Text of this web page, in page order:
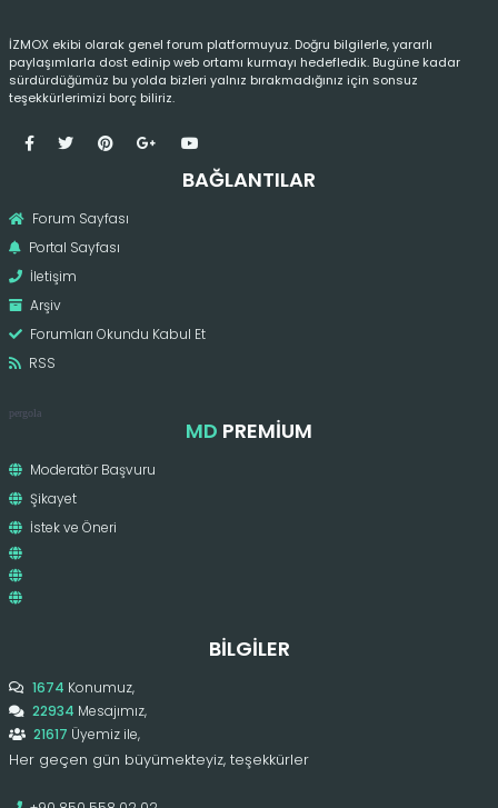
İZMOX ekibi olarak genel forum platformuyuz. Doğru bilgilerle, yararlı
paylaşımlarla dost edinip web ortamı kurmayı hedefledik. Bugüne kadar
sürdürdüğümüz bu yolda bizleri yalnız bırakmadığınız için sonsuz
teşekkürlerimizi borç biliriz.
BAĞLANTILAR
Forum Sayfası
Portal Sayfası
İletişim
Arşiv
Forumları Okundu Kabul Et
RSS
pergola
MD PREMIUM
Moderatör Başvuru
Şikayet
İstek ve Öneri
BILGILER
1674 Konumuz,
22934 Mesajımız,
21617 Üyemiz ile,
Her geçen gün büyümekteyiz, teşekkürler